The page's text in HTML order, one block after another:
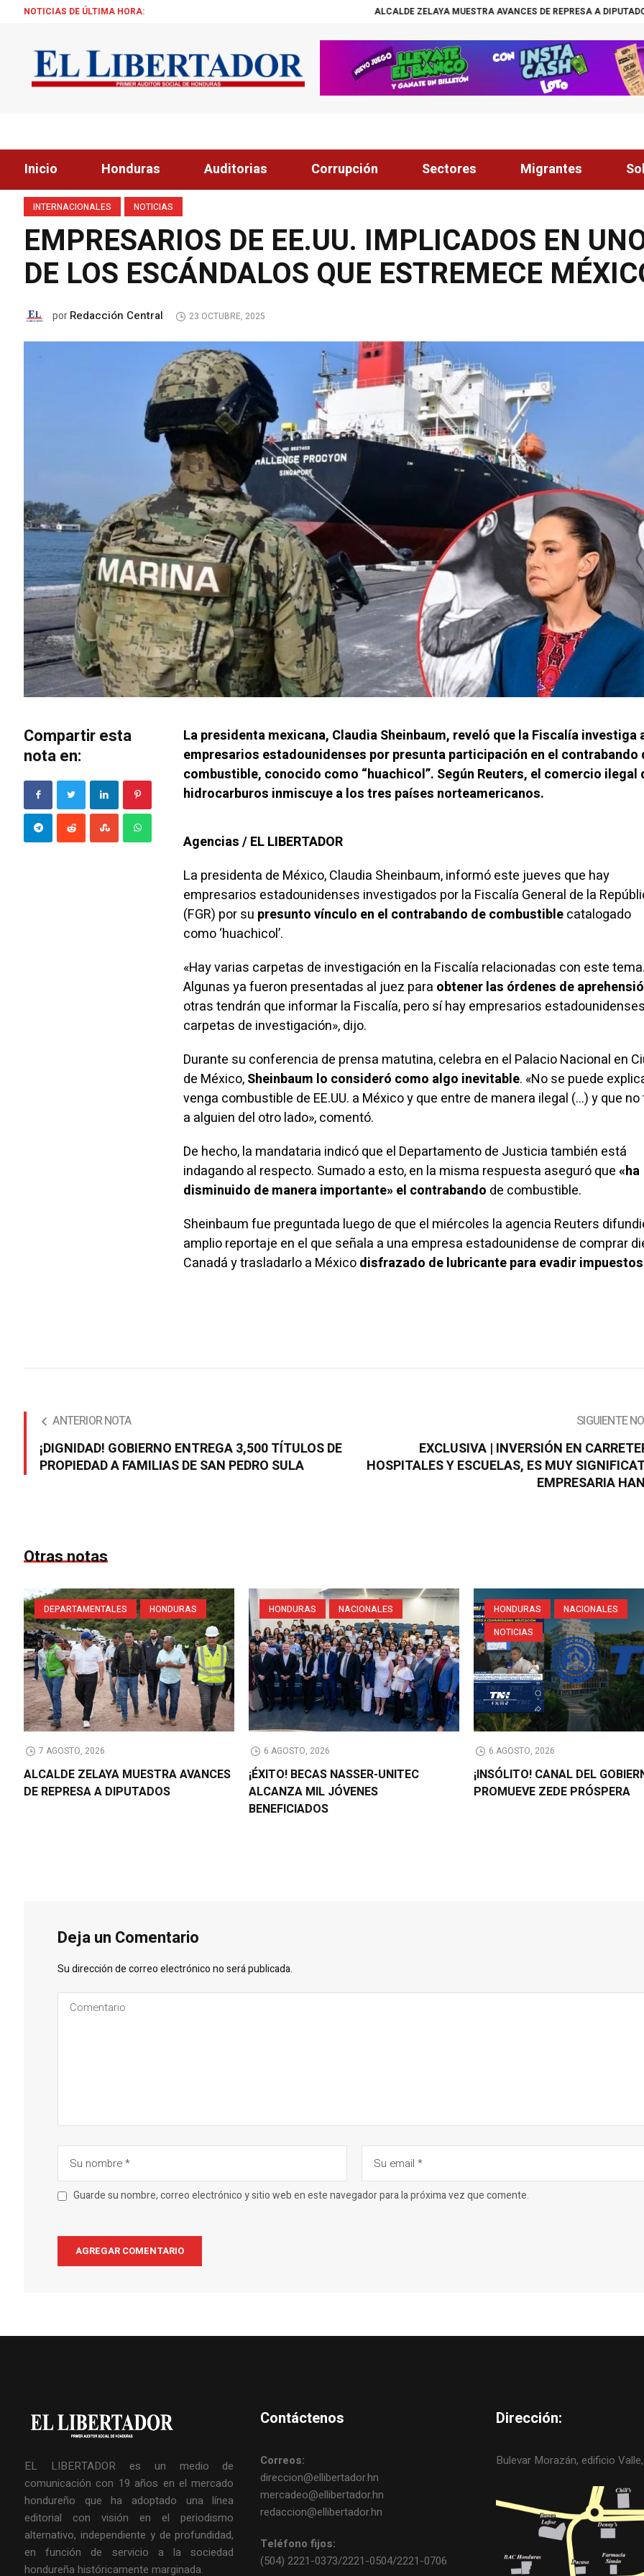
NOTICIAS DE ÚLTIMA HORA: ALCALDE ZELAYA MUESTRA AVANCES DE REPRESA A DIPUTADOS ¡ÉXITO!
Inicio Honduras Auditorias Corrupción Sectores Migrantes
INTERNACIONALES NOTICIAS
EMPRESARIOS DE EE.UU. IMPLICADOS EN
DE LOS ESCÁNDALOS QUE ESTREMECE
porRedacción Central 23 OCTUBRE, 2025
Compartir esta
nota en:
La presidenta mexicana, Claudia Sheinbaum, reveló que la Fiscalía investiga
empresarios estadounidenses por presunta participación en el contrabando
combustible, conocido como “huachicol”. Según Reuters, el comercio ilegal
hidrocarburos inmiscuye a los tres países norteamericanos.
Agencias / EL LIBERTADOR
La presidenta de México, Claudia Sheinbaum, informó este jueves que hay
empresarios estadounidenses investigados por la Fiscalía General de la
(FGR) por su presunto vínculo en el contrabando de combustiblecatalogado
como‘huachicol’.
«Hay varias carpetas de investigación en la Fiscalía relacionadas con este
Algunas ya fueron presentadas al juez para obtener las órdenes de
otras tendrán que informar la Fiscalía, pero sí hay empresarios
carpetas de investigación»,dijo.
Durante su conferencia de prensa matutina, celebra en el Palacio Nacional en
de México,Sheinbaum lo consideró como algo inevitable. «No se puede
venga combustible de EE.UU. a México y que entre de manera ilegal (…) y que
a alguien del otro lado», comentó.
De hecho, la mandataria indicó que el Departamento de Justicia también está
indagando al respecto. Sumado a esto, en la misma respuesta aseguró que«ha
disminuido de manera importante» el contrabando de combustible.
Sheinbaum fue preguntada luego de que el miércoles la agencia Reuters
amplio reportaje en el que señala a una empresa estadounidense de comprar
Canadá y trasladarlo a Méxicodisfrazado de lubricante para evadir impuestos
ANTERIOR NOTA
¡DIGNIDAD! GOBIERNO ENTREGA 3,500 TÍTULOS DE
PROPIEDAD A FAMILIAS DE SAN PEDRO SULA
SIGUIENTE
EXCLUSIVA | INVERSIÓN EN
HOSPITALES Y ESCUELAS, ES MUY
EMPRESARIA
Otras notas
DEPARTAMENTALES HONDURAS
7 AGOSTO, 2026
ALCALDE ZELAYA MUESTRA AVANCES
DE REPRESA A DIPUTADOS
HONDURAS NACIONALES
6 AGOSTO, 2026
¡ÉXITO! BECAS NASSER-UNITEC
ALCANZA MIL JÓVENES
BENEFICIADOS
HONDURAS
NACIONALES
NOTICIAS
6 AGOSTO, 2026
¡INSÓLITO! CANAL DEL
PROMUEVE ZEDE PRÓSPERA
Deja un Comentario
Su dirección de correo electrónico no será publicada.
Guarde su nombre, correo electrónico y sitio web en este navegador para la próxima vez que comente.
EL LIBERTADOR es un medio de
comunicación con 19 años en el mercado
hondureño que ha adoptado una línea
editorial con visión en el periodismo
alternativo, independiente y de profundidad,
en función de servicio a la sociedad
hondureña históricamente marginada.
Contáctenos
Correos:
direccion@ellibertador.hn
mercadeo@ellibertador.hn
redaccion@ellibertador.hn
Teléfono fijos:
(504) 2221-0373/2221-0504/2221-0706
Dirección:
Bulevar Morazán, edificio